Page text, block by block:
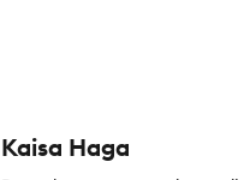
Kaisa Haga